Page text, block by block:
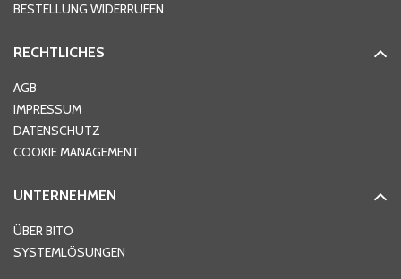
Ort*
Telefon
BESTELLUNG WIDERRUFEN
RECHTLICHES
AGB
IMPRESSUM
DATENSCHUTZ
COOKIE MANAGEMENT
UNTERNEHMEN
ÜBER BITO
SYSTEMLÖSUNGEN